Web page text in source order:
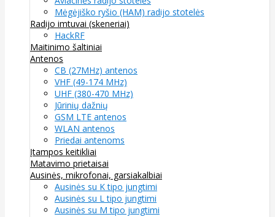
Mėgėjiško ryšio (HAM) radijo stotelės
Radijo imtuvai (skeneriai)
HackRF
Maitinimo šaltiniai
Antenos
CB (27MHz) antenos
VHF (49-174 MHz)
UHF (380-470 MHz)
Jūrinių dažnių
GSM LTE antenos
WLAN antenos
Priedai antenoms
Įtampos keitikliai
Matavimo prietaisai
Ausinės, mikrofonai, garsiakalbiai
Ausinės su K tipo jungtimi
Ausinės su L tipo jungtimi
Ausinės su M tipo jungtimi